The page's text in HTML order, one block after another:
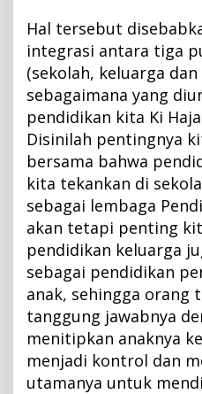
Hal tersebut
integrasi antara tiga
(sekolah, keluarga
sebagaimana yang
pendidikan kita Ki
Disinilah pentingnya
bersama bahwa
kita tekankan di
sebagai lembaga
akan tetapi penting
pendidikan keluarga
sebagai pendidikan
anak, sehingga orang
tanggung jawabnya
menitipkan anaknya
menjadi kontrol dan
utamanya untuk